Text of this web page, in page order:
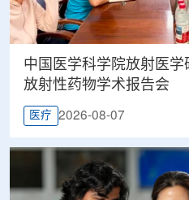
中国医学科学院放射医学
放射性药物学术报告会
医疗 2026-08-07